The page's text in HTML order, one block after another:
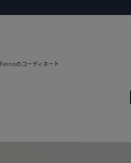
Reinaのコーディネート